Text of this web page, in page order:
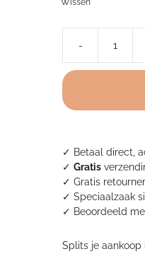
✓ Betaal direct,
✓Gratis
✓ Gratis
✓ Speciaalzaak
✓ Beoordeeld
Splits je aankoop
Wissen
-
Percal
TC
200
30
cm
aantal